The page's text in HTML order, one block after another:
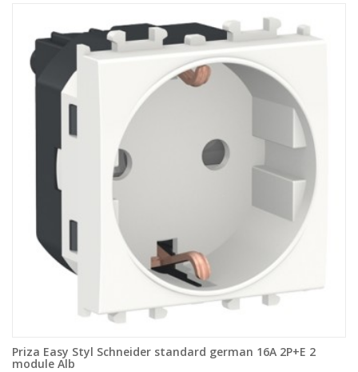
Priza Easy Styl Schneider standard german 16A 2P+E 2
module Alb